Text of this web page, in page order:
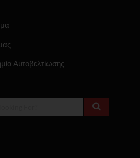
Αυτοβελτίωσης